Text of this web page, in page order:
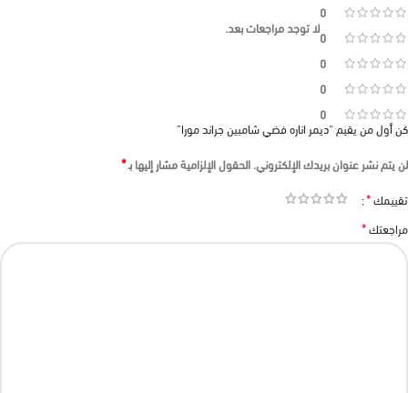
0
0
0
0
0
لا توجد مراجعات بعد.
كن أول من يقيم “ديمر اناره فضي شامبين جراند مورا”
لن يتم نشر عنوان بريدك الإلكتروني.الحقول الإلزامية مشار إليها بـ*
تقييمك*
مراجعتك*